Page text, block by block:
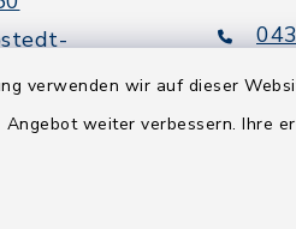
verwenden wir auf dieser
Angebot weiter verbessern. Ihre